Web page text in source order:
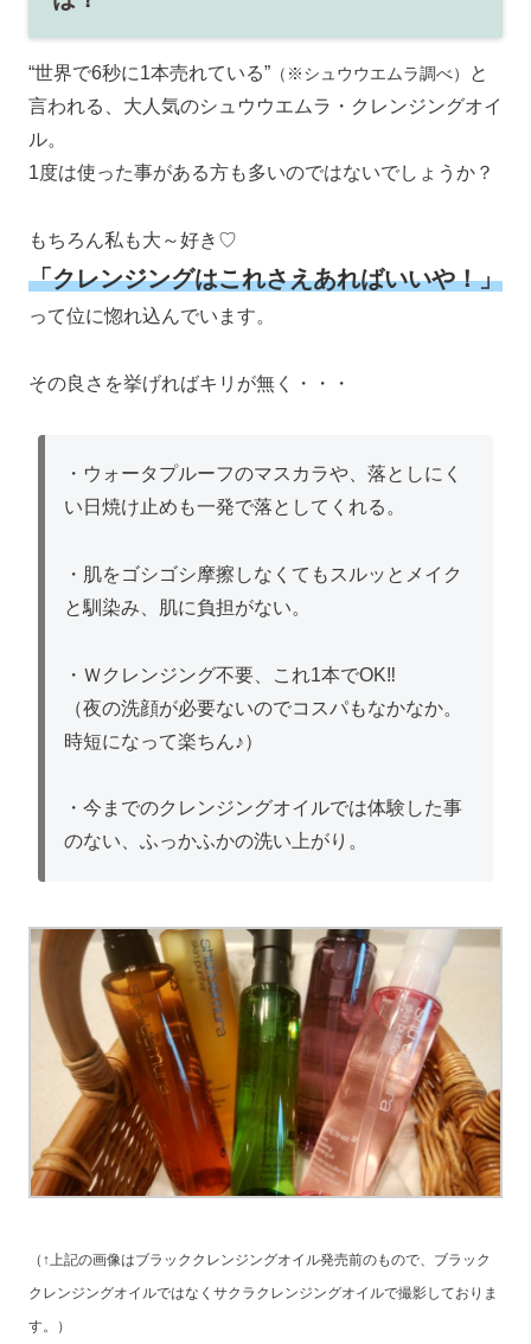
“世界で6秒に1本売れている” （※シュウウエムラ調べ）
と
言われる、大人気のシュウウエムラ・クレンジングオイ
ル。
1度は使った事がある方も多いのではないでしょうか？
もちろん私も大～好き♡
「クレンジングはこれさえあればいいや！」
って位に惚れ込んでいます。
その良さを挙げればキリが無く・・・
・ウォータプルーフのマスカラや、落としにく
い日焼け止めも一発で落としてくれる。
・肌をゴシゴシ摩擦しなくてもスルッとメイク
と馴染み、肌に負担がない。
・Ｗクレンジング不要、これ1本でOK‼
（夜の洗顔が必要ないのでコスパもなかなか。
時短になって楽ちん♪）
・今までのクレンジングオイルでは体験した事
のない、ふっかふかの洗い上がり。
（↑上記の画像はブラッククレンジングオイル発売前のもので、ブラック
クレンジングオイルではなくサクラクレンジングオイルで撮影しておりま
す。）